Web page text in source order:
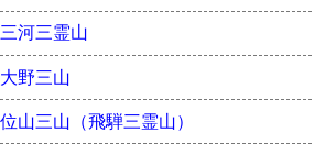
三河三霊山
大野三山
位山三山（飛騨三霊山）